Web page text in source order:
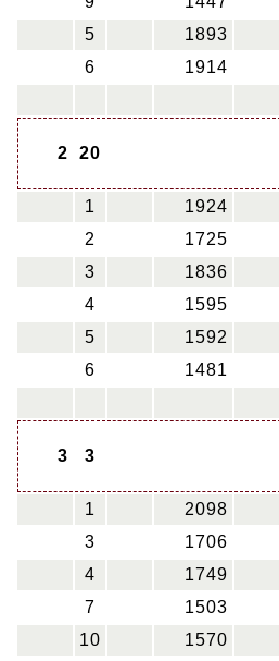
5
1893
6
1914
2 20
1 1924
2
1725
3
1836
4
1595
5
1592
6
1481
3 3
1 2098
3
1706
4
1749
7
1503
10
1570